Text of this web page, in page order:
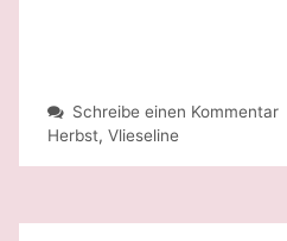
Schreibe einen Kommentarzu
Herbst, Vlieseline